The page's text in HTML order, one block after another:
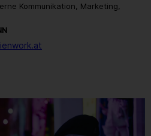
Kommunikation, Marketing,